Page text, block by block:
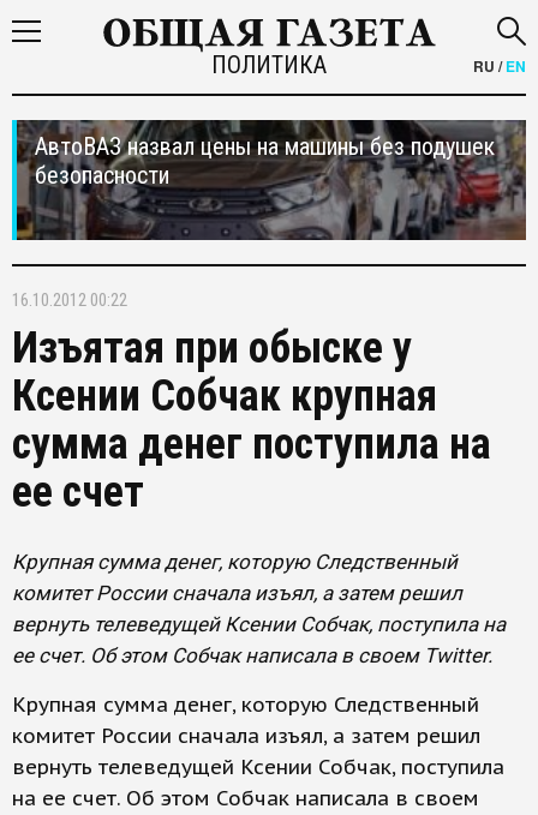
ПОЛИТИКА RU /EN
АвтоВАЗ назвал цены на машины без подушек
безопасности
16.10.2012 00:22
Изъятая при обыске у
Ксении Собчак крупная
сумма денег поступила на
ее счет
Крупная сумма денег, которую Следственный
комитет России сначала изъял, а затем решил
вернуть телеведущей Ксении Собчак, поступила на
ее счет. Об этом Собчак написала в своем Twitter.
Крупная сумма денег, которую Следственный
комитет России сначала изъял, а затем решил
вернуть телеведущей Ксении Собчак, поступила
на ее счет. Об этом Собчак написала в своем